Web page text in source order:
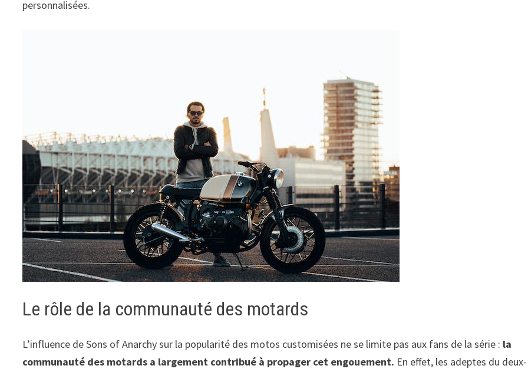
personnalisées.
Le rôle de la communauté des motards
L’influence de Sons of Anarchy sur la popularité des motos customisées ne se limite pas aux fans de la série : la
communauté des motards a largement contribué à propager cet engouement. En effet, les adeptes du deux-